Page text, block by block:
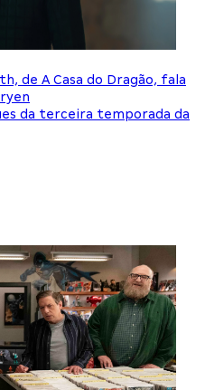
de A Casa do Dragão, fala
da terceira temporada da